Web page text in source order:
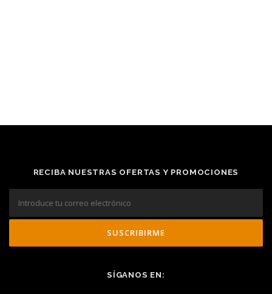
RECIBA NUESTRAS OFERTAS Y PROMOCIONES
SÍGANOS EN: